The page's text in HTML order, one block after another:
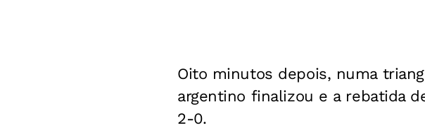
Oito minutos depois, numa
argentino finalizou e a rebatida
2-0.